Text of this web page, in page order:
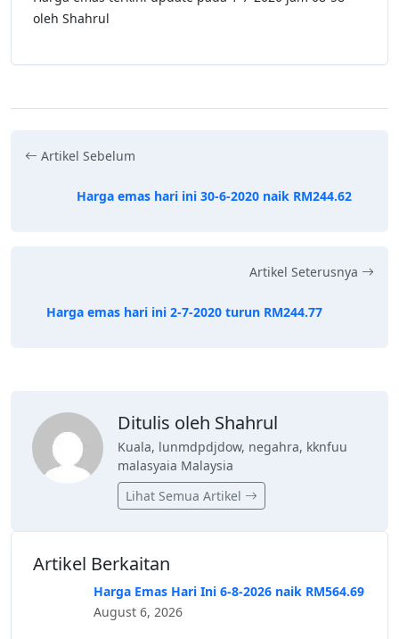
oleh Shahrul
Artikel Sebelum
Harga emas hari ini 30-6-2020 naik RM244.62
Artikel Seterusnya
Harga emas hari ini 2-7-2020 turun RM244.77
Ditulis oleh Shahrul
Kuala, lunmdpdjdow, negahra, kknfuu
malasyaia Malaysia
Lihat Semua Artikel
Artikel Berkaitan
Harga Emas Hari Ini 6-8-2026 naik RM564.69
August 6, 2026